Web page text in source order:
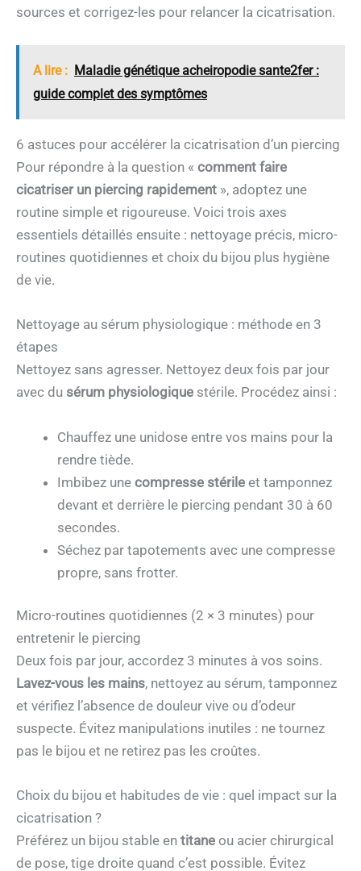
sources et corrigez-les pour relancer la cicatrisation.
A lire : Maladie génétique acheiropodie sante2fer :
guide complet des symptômes
6 astuces pour accélérer la cicatrisation d’un piercing
Pour répondre à la question « comment faire
cicatriser un piercing rapidement », adoptez une
routine simple et rigoureuse. Voici trois axes
essentiels détaillés ensuite : nettoyage précis, micro-
routines quotidiennes et choix du bijou plus hygiène
de vie.
Nettoyage au sérum physiologique : méthode en 3
étapes
Nettoyez sans agresser. Nettoyez deux fois par jour
avec du sérum physiologique stérile. Procédez ainsi :
Chauffez une unidose entre vos mains pour la
rendre tiède.
Imbibez une compresse stérile et tamponnez
devant et derrière le piercing pendant 30 à 60
secondes.
Séchez par tapotements avec une compresse
propre, sans frotter.
Micro-routines quotidiennes (2 × 3 minutes) pour
entretenir le piercing
Deux fois par jour, accordez 3 minutes à vos soins.
Lavez-vous les mains, nettoyez au sérum, tamponnez
et vérifiez l’absence de douleur vive ou d’odeur
suspecte. Évitez manipulations inutiles : ne tournez
pas le bijou et ne retirez pas les croûtes.
Choix du bijou et habitudes de vie : quel impact sur la
cicatrisation ?
Préférez un bijou stable en titane ou acier chirurgical
de pose, tige droite quand c’est possible. Évitez